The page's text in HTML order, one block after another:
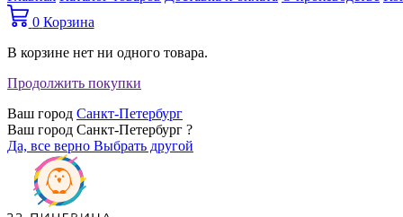
0 Корзина
В корзине нет ни одного товара.
Продолжить покупки
Ваш город Санкт-Петербург
Ваш город Санкт-Петербург ?
Да, все верно Выбрать другой